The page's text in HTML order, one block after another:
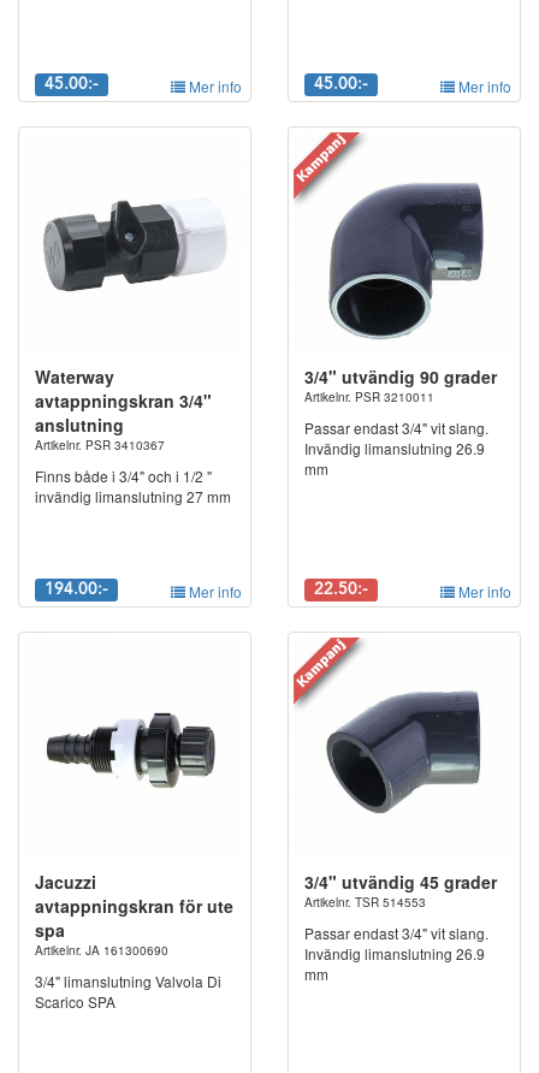
45.00:- Mer info 45.00:- Mer info
Waterway
avtappningskran 3/4"
anslutning
Artikelnr. PSR 3410367
Finns både i 3/4" och i 1/2 "
invändig limanslutning 27 mm
194.00:- Mer info
3/4" utvändig 90 grader
Artikelnr. PSR 3210011
Passar endast 3/4" vit slang.
Invändig limanslutning 26.9
mm
22.50:- Mer info
Jacuzzi
avtappningskran för ute
spa
Artikelnr. JA 161300690
3/4" limanslutning Valvola Di
Scarico SPA
3/4" utvändig 45 grader
Artikelnr. TSR 514553
Passar endast 3/4" vit slang.
Invändig limanslutning 26.9
mm